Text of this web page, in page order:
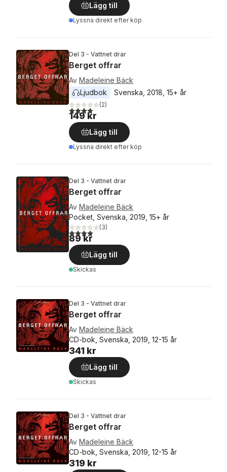
Lägg till
Lyssna direkt efter köp
Del 3 - Vattnet drar
Berget offrar
Av Madeleine Bäck
Ljudbok
Svenska 2018 15+ år
4,0utav 5 stjärnor. Totalt antal röster:
(2)
149 kr
Lägg till
Lyssna direkt efter köp
Del 3 - Vattnet drar
Berget offrar
Av Madeleine Bäck
Pocket, Svenska, 2019, 15+ år
4,0utav 5 stjärnor. Totalt antal röster:
(3)
89 kr
Lägg till
Skickas
Del 3 - Vattnet drar
Berget offrar
Av Madeleine Bäck
CD-bok, Svenska, 2019, 12-15 år
341 kr
Lägg till
Skickas
Del 3 - Vattnet drar
Berget offrar
Av Madeleine Bäck
CD-bok, Svenska, 2019, 12-15 år
319 kr